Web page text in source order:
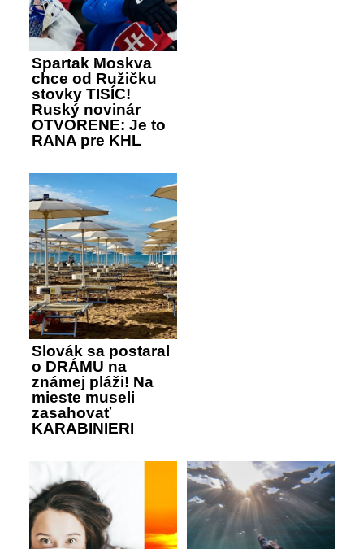
Spartak Moskva
chce od Ružičku
stovky TISÍC!
Ruský novinár
OTVORENE: Je to
RANA pre KHL
Slovák sa postaral
o DRÁMU na
známej pláži! Na
mieste museli
zasahovať
KARABINIERI